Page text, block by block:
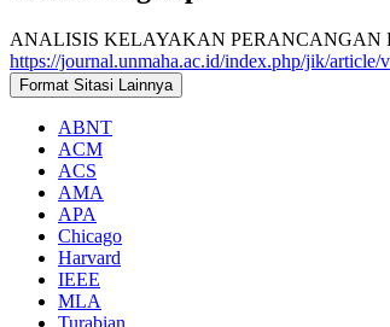
ANALISIS KELAYAKAN PERANCANGAN
https://journal.unmaha.ac.id/index.php/jik/article/
Format Sitasi Lainnya
ABNT
ACM
ACS
AMA
APA
Chicago
Harvard
IEEE
MLA
Turabian